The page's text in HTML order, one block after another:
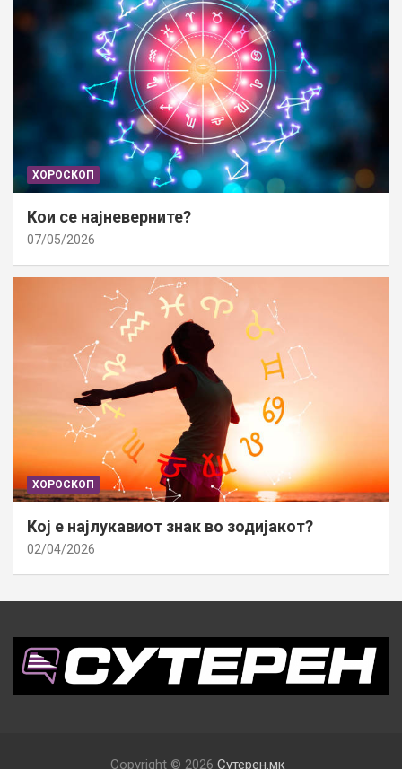
ХОРОСКОП
Кои се најневерните?
07/05/2026
ХОРОСКОП
Кој е најлукавиот знак во зодијакот?
02/04/2026
Copyright © 2026 Сутерен.мк